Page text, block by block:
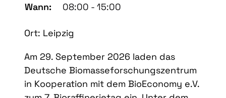
Wann:
08:00 - 15:00
Ort: Leipzig
Am 29. September 2026 laden das
Deutsche Biomasseforschungszentrum
in Kooperation mit dem BioEconomy e.V.